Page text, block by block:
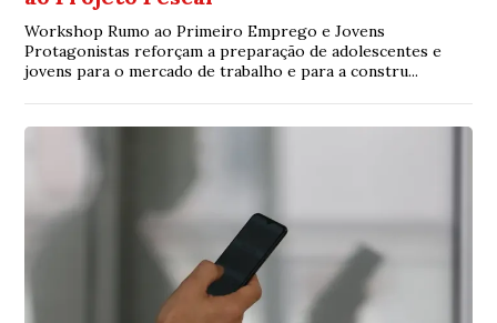
Workshop Rumo ao Primeiro Emprego e Jovens
Protagonistas reforçam a preparação de adolescentes e
jovens para o mercado de trabalho e para a constru...